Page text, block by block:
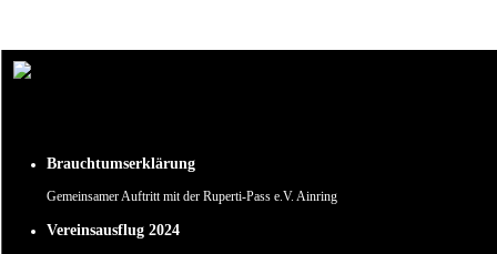
Brauchtumserklärung
Gemeinsamer Auftritt mit der Ruperti-Pass e.V. Ainring
Vereinsausflug 2024